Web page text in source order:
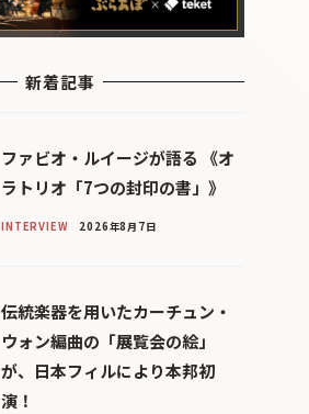
新着記事
ファビオ・ルイージが語る 《オ
ラトリオ「7つの封印の書」》
INTERVIEW 2026年8月7日
伝統楽器を用いたカーチュン・
ウォン編曲の「展覧会の絵」
が、日本フィルにより本邦初
演！